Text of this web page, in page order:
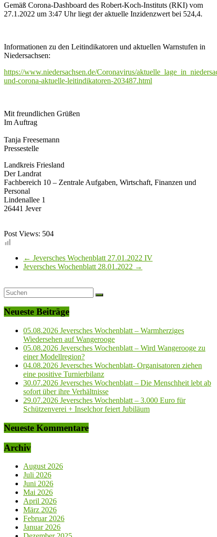
Gemäß Corona-Dashboard des Robert-Koch-Instituts (RKI) vom
27.1.2022 um 3:47 Uhr liegt der aktuelle Inzidenzwert bei 524,4.
Informationen zu den Leitindikatoren und aktuellen Warnstufen in
Niedersachsen:
https://www.niedersachsen.de/Coronavirus/
und-corona-aktuelle-leitindikatoren-203487.html
Mit freundlichen Grüßen
Im Auftrag
Tanja Freesemann
Pressestelle
Landkreis Friesland
Der Landrat
Fachbereich 10 – Zentrale Aufgaben, Wirtschaft, Finanzen und
Personal
Lindenallee 1
26441 Jever
Post Views: 504
← Jeversches Wochenblatt 27.01.2022 IV
Jeversches Wochenblatt 28.01.2022 →
Neueste Beiträge
05.08.2026 Jeversches Wochenblatt – Warmherziges
Wiedersehen auf Wangerooge
05.08.2026 Jeversches Wochenblatt – Wird Wangerooge zu
einer Modellregion?
04.08.2026 Jeversches Wochenblatt- Organisatoren ziehen
eine positive Turnierbilanz
30.07.2026 Jeversches Wochenblatt – Die Menschheit lebt ab
sofort über ihre Verhältnisse
29.07.2026 Jeversches Wochenblatt – 3.000 Euro für
Schützenverei + Inselchor feiert Jubiläum
Neueste Kommentare
Archiv
August 2026
Juli 2026
Juni 2026
Mai 2026
April 2026
März 2026
Februar 2026
Januar 2026